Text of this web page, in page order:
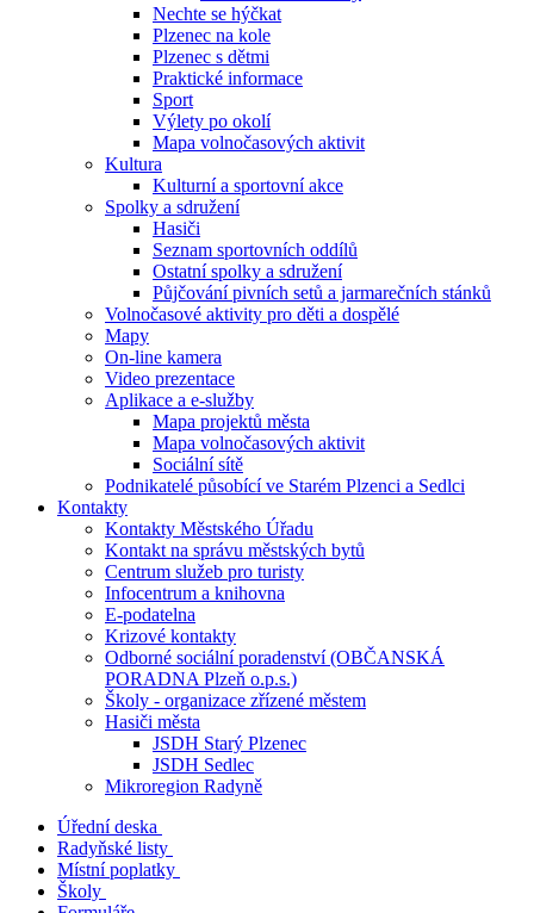
Nechte se hýčkat
Plzenec na kole
Plzenec s dětmi
Praktické informace
Sport
Výlety po okolí
Mapa volnočasových aktivit
Kultura
Kulturní a sportovní akce
Spolky a sdružení
Hasiči
Seznam sportovních oddílů
Ostatní spolky a sdružení
Půjčování pivních setů a jarmarečních stánků
Volnočasové aktivity pro děti a dospělé
Mapy
On-line kamera
Video prezentace
Aplikace a e-služby
Mapa projektů města
Mapa volnočasových aktivit
Sociální sítě
Podnikatelé působící ve Starém Plzenci a Sedlci
Kontakty
Kontakty Městského Úřadu
Kontakt na správu městských bytů
Centrum služeb pro turisty
Infocentrum a knihovna
E-podatelna
Krizové kontakty
Odborné sociální poradenství (OBČANSKÁ
PORADNA Plzeň o.p.s.)
Školy - organizace zřízené městem
Hasiči města
JSDH Starý Plzenec
JSDH Sedlec
Mikroregion Radyně
Úřední deska
Radyňské listy
Místní poplatky
Školy